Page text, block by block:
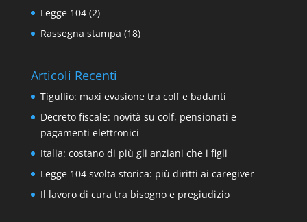
Legge 104(2)
Rassegna stampa (18)
Articoli Recenti
Tigullio: maxi evasione tra colf e badanti
Decreto fiscale: novità su colf, pensionati e
pagamenti elettronici
Italia: costano di più gli anziani che i figli
Legge 104 svolta storica: più diritti ai caregiver
Il lavoro di cura tra bisogno e pregiudizio